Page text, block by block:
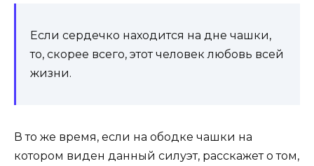
Если сердечко находится на дне чашки,
то, скорее всего, этот человек любовь всей
жизни.
В то же время, если на ободке чашки на
котором виден данный силуэт, расскажет о том,